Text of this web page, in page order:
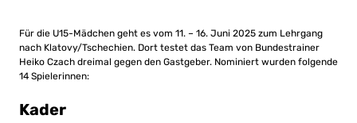
Für die U15-Mädchen geht es vom 11. – 16. Juni 2025 zum Lehrgang
nach Klatovy/Tschechien. Dort testet das Team von Bundestrainer
Heiko Czach dreimal gegen den Gastgeber. Nominiert wurden folgende
14 Spielerinnen:
Kader